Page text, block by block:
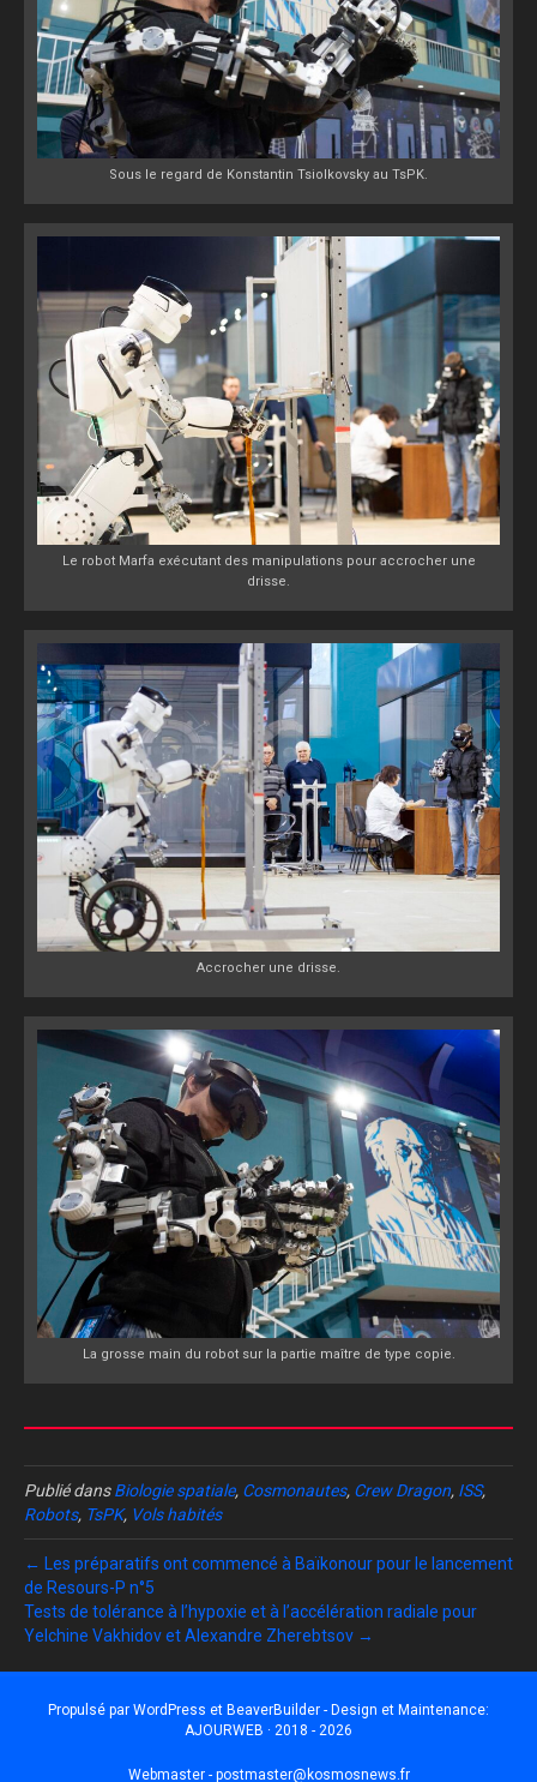
Sous le regard de Konstantin Tsiolkovsky au TsPK.
Le robot Marfa exécutant des manipulations pour accrocher une
drisse.
Accrocher une drisse.
La grosse main du robot sur la partie maître de type copie.
Publié dansBiologie spatiale, Cosmonautes, Crew Dragon, ISS,
Robots, TsPK, Vols habités
← Les préparatifs ont commencé à Baïkonour pour le lancement
de Resours-P n°5
Tests de tolérance à l’hypoxie et à l’accélération radiale pour
Yelchine Vakhidov et Alexandre Zherebtsov →
Propulsé par WordPress et BeaverBuilder - Design et Maintenance:
AJOURWEB · 2018 - 2026
Webmaster - postmaster@kosmosnews.fr